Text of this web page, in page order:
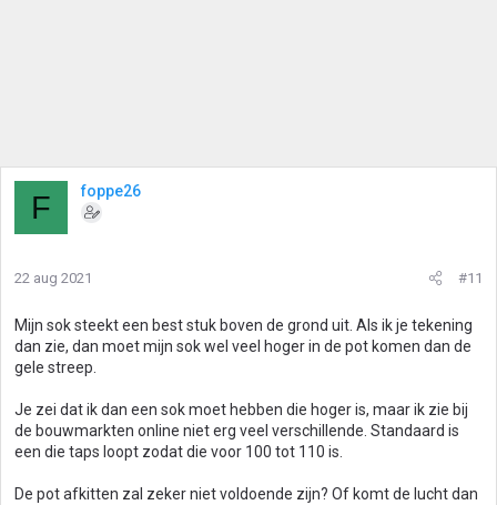
F foppe26
22 aug 2021 #11
Mijn sok steekt een best stuk boven de grond uit. Als ik je tekening
dan zie, dan moet mijn sok wel veel hoger in de pot komen dan de
gele streep.
Je zei dat ik dan een sok moet hebben die hoger is, maar ik zie bij
de bouwmarkten online niet erg veel verschillende. Standaard is
een die taps loopt zodat die voor 100 tot 110 is.
De pot afkitten zal zeker niet voldoende zijn? Of komt de lucht dan